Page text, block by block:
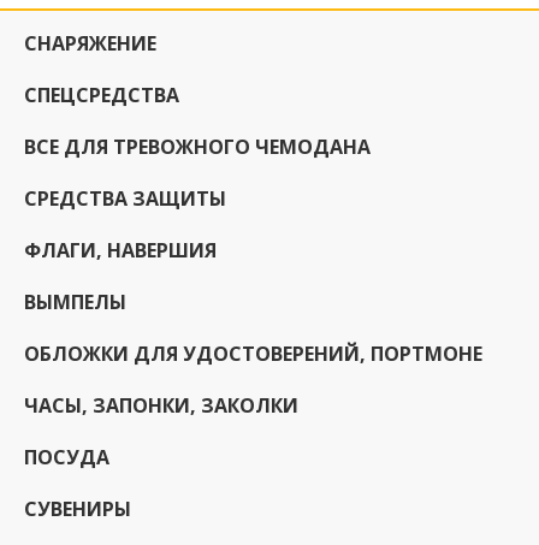
СНАРЯЖЕНИЕ
СПЕЦСРЕДСТВА
ВСЕ ДЛЯ ТРЕВОЖНОГО ЧЕМОДАНА
СРЕДСТВА ЗАЩИТЫ
ФЛАГИ, НАВЕРШИЯ
ВЫМПЕЛЫ
ОБЛОЖКИ ДЛЯ УДОСТОВЕРЕНИЙ, ПОРТМОНЕ
ЧАСЫ, ЗАПОНКИ, ЗАКОЛКИ
ПОСУДА
СУВЕНИРЫ